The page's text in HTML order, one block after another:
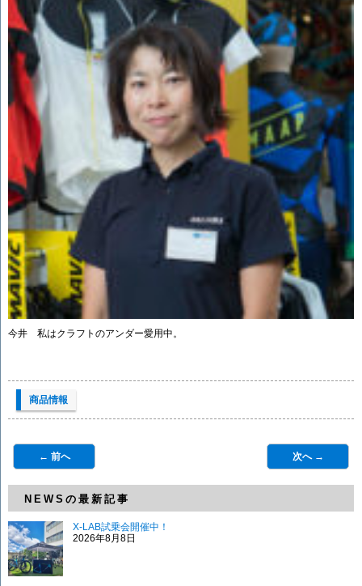
今井 私はクラフトのアンダー愛用中。
商品情報
← 前へ 次へ →
NEWSの最新記事
X-LAB試乗会開催中！
2026年8月8日